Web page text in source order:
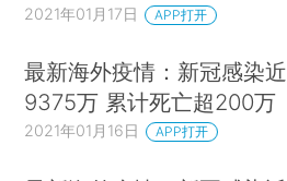
2021年01月17日 APP打开
最新海外疫情：新冠感染近
9375万 累计死亡超200万
2021年01月16日 APP打开